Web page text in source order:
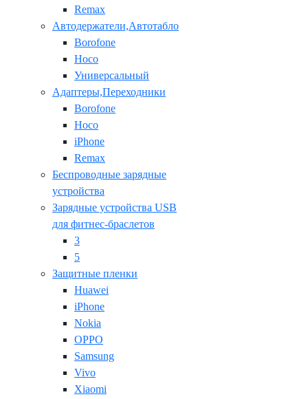
Remax
Автодержатели,Автотабло
Borofone
Hoco
Универсальный
Адаптеры,Переходники
Borofone
Hoco
iPhone
Remax
Беспроводные зарядные
устройства
Зарядные устройства USB
для фитнес-браслетов
3
5
Защитные пленки
Huawei
iPhone
Nokia
OPPO
Samsung
Vivo
Xiaomi